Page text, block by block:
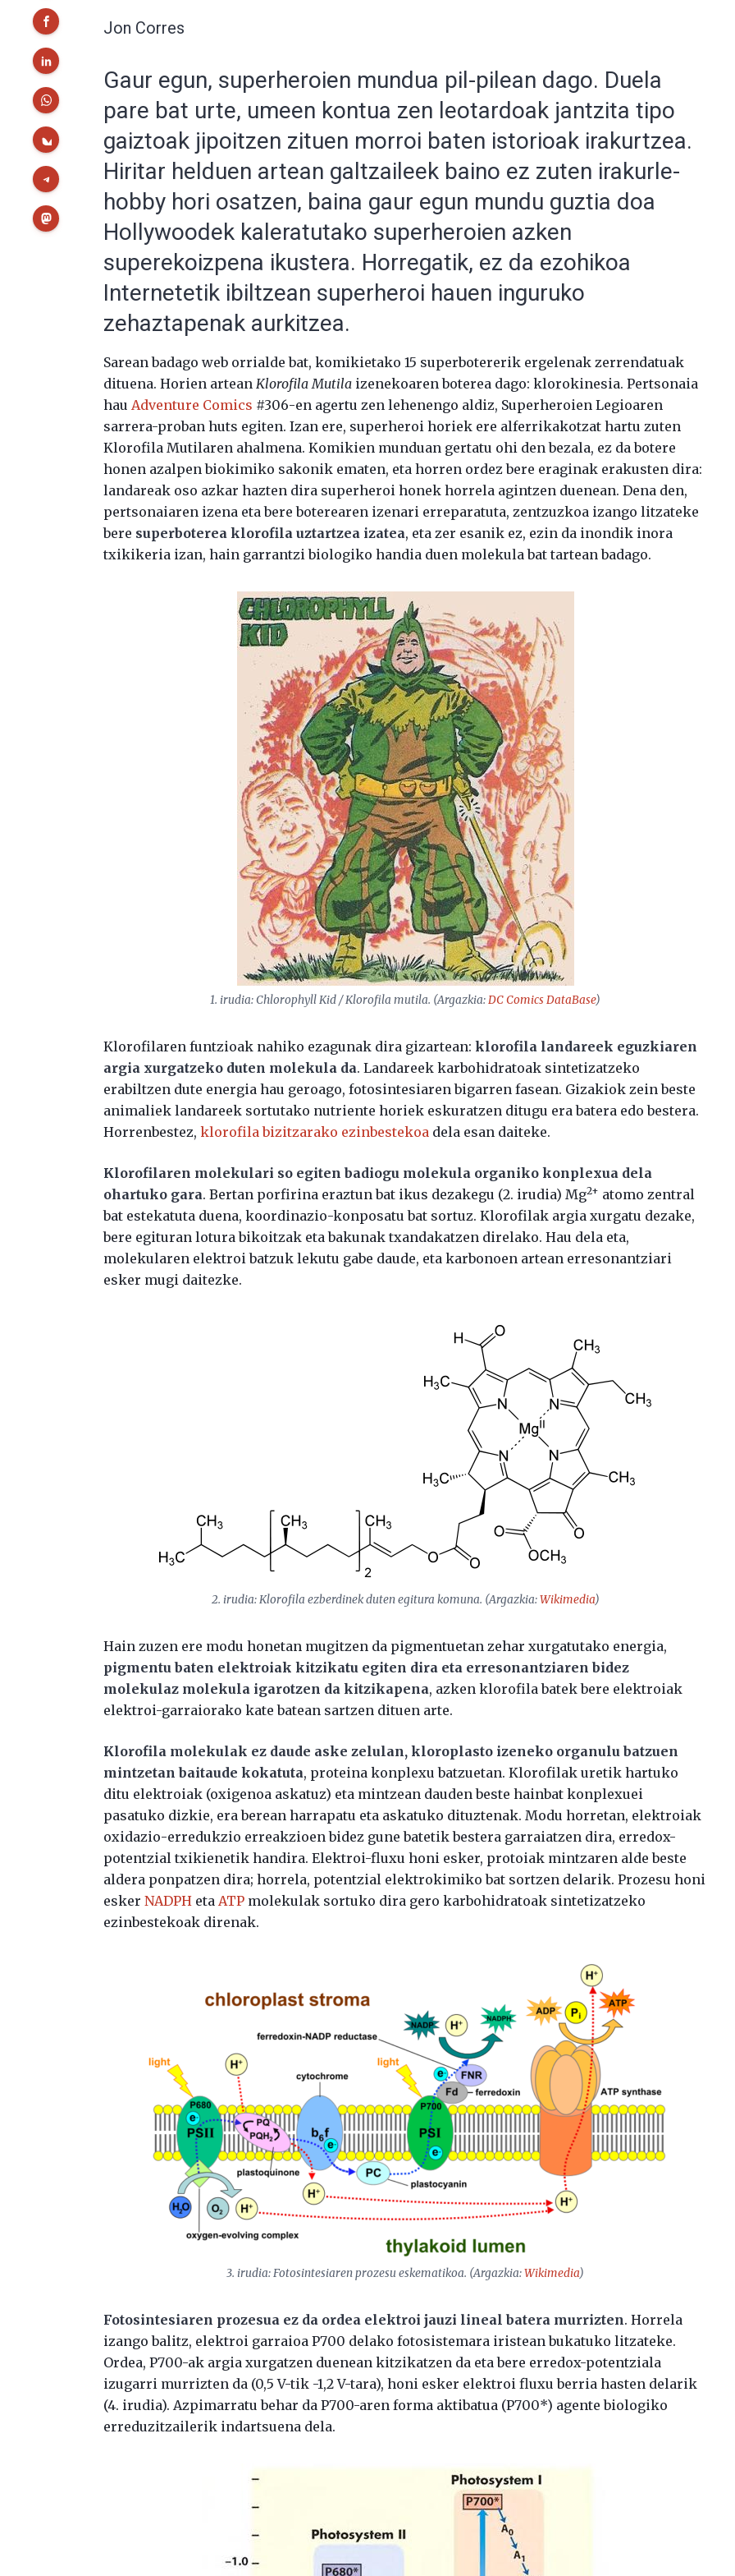
Jon Corres
Gaur egun, superheroien mundua pil-pilean dago. Duela
pare bat urte, umeen kontua zen leotardoak jantzita tipo
gaiztoak jipoitzen zituen morroi baten istorioak irakurtzea.
Hiritar helduen artean galtzaileek baino ez zuten irakurle-
hobby hori osatzen, baina gaur egun mundu guztia doa
Hollywoodek kaleratutako superheroien azken
superekoizpena ikustera. Horregatik, ez da ezohikoa
Internetetik ibiltzean superheroi hauen inguruko
zehaztapenak aurkitzea.
Sarean badago web orrialde bat, komikietako 15 superbotererik ergelenak zerrendatuak
dituena. Horien arteanKlorofila Mutila izenekoaren boterea dago: klorokinesia. Pertsonaia
hauAdventure Comics #306-en agertu zen lehenengo aldiz, Superheroien Legioaren
sarrera-proban huts egiten. Izan ere, superheroi horiek ere alferrikakotzat hartu zuten
Klorofila Mutilaren ahalmena. Komikien munduan gertatu ohi den bezala, ez da botere
honen azalpen biokimiko sakonik ematen, eta horren ordez bere eraginak erakusten dira:
landareak oso azkar hazten dira superheroi honek horrela agintzen duenean. Dena den,
pertsonaiaren izena eta bere boterearen izenari erreparatuta, zentzuzkoa izango litzateke
bere superboterea klorofila uztartzea izatea, eta zer esanik ez, ezin da inondik inora
txikikeria izan, hain garrantzi biologiko handia duen molekula bat tartean badago.
1. irudia: Chlorophyll Kid / Klorofila mutila. (Argazkia:DC Comics DataBase)
Klorofilaren funtzioak nahiko ezagunak dira gizartean:klorofila landareek eguzkiaren
argia xurgatzeko duten molekula da. Landareek karbohidratoak sintetizatzeko
erabiltzen dute energia hau geroago, fotosintesiaren bigarren fasean. Gizakiok zein beste
animaliek landareek sortutako nutriente horiek eskuratzen ditugu era batera edo bestera.
Horrenbestez,klorofila bizitzarako ezinbestekoa dela esan daiteke.
Klorofilaren molekulari so egiten badiogu molekula organiko konplexua dela
ohartuko gara. Bertan porfirina eraztun bat ikus dezakegu (2. irudia) Mg2+ atomo zentral
bat estekatuta duena, koordinazio-konposatu bat sortuz. Klorofilak argia xurgatu dezake,
bere egituran lotura bikoitzak eta bakunak txandakatzen direlako. Hau dela eta,
molekularen elektroi batzuk lekutu gabe daude, eta karbonoen artean erresonantziari
esker mugi daitezke.
2. irudia: Klorofila ezberdinek duten egitura komuna. (Argazkia:Wikimedia)
Hain zuzen ere modu honetan mugitzen da pigmentuetan zehar xurgatutako energia,
pigmentu baten elektroiak kitzikatu egiten dira eta erresonantziaren bidez
molekulaz molekula igarotzen da kitzikapena, azken klorofila batek bere elektroiak
elektroi-garraiorako kate batean sartzen dituen arte.
Klorofila molekulak ez daude aske zelulan, kloroplasto izeneko organulu batzuen
mintzetan baitaude kokatuta, proteina konplexu batzuetan. Klorofilak uretik hartuko
ditu elektroiak (oxigenoa askatuz) eta mintzean dauden beste hainbat konplexuei
pasatuko dizkie, era berean harrapatu eta askatuko dituztenak. Modu horretan, elektroiak
oxidazio-erredukzio erreakzioen bidez gune batetik bestera garraiatzen dira, erredox-
potentzial txikienetik handira. Elektroi-fluxu honi esker, protoiak mintzaren alde beste
aldera ponpatzen dira; horrela, potentzial elektrokimiko bat sortzen delarik. Prozesu honi
eskerNADPH etaATP molekulak sortuko dira gero karbohidratoak sintetizatzeko
ezinbestekoak direnak.
3. irudia: Fotosintesiaren prozesu eskematikoa. (Argazkia:Wikimedia)
Fotosintesiaren prozesua ez da ordea elektroi jauzi lineal batera murrizten. Horrela
izango balitz, elektroi garraioa P700 delako fotosistemara iristean bukatuko litzateke.
Ordea, P700-ak argia xurgatzen duenean kitzikatzen da eta bere erredox-potentziala
izugarri murrizten da (0,5 V-tik -1,2 V-tara), honi esker elektroi fluxu berria hasten delarik
(4. irudia). Azpimarratu behar da P700-aren forma aktibatua (P700*) agente biologiko
erreduzitzailerik indartsuena dela.